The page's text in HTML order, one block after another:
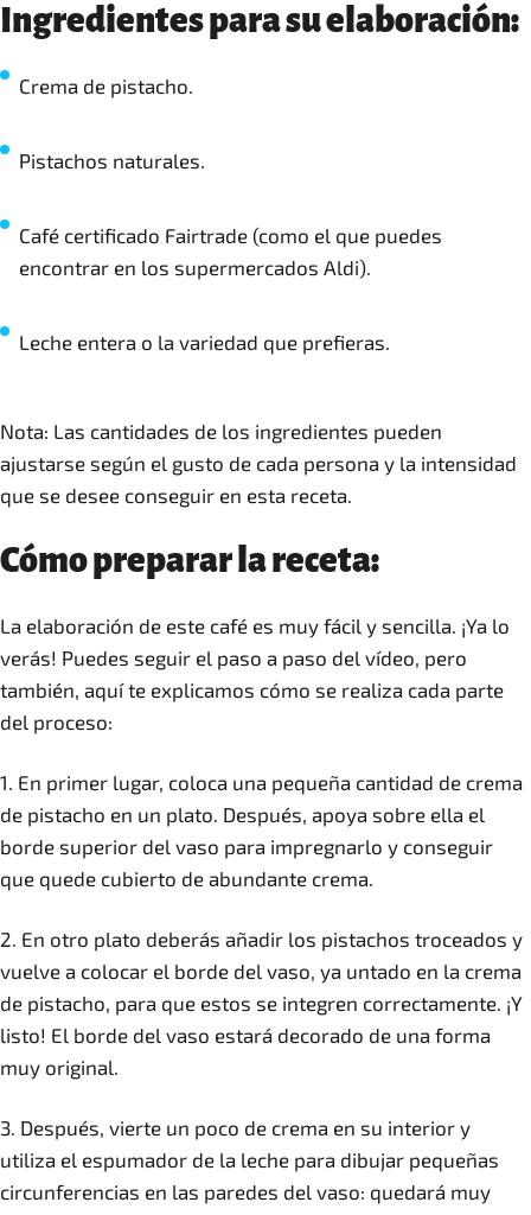
Ingredientes para su elaboración:
Crema de pistacho.
Pistachos naturales.
Café certificado Fairtrade (como el que puedes
encontrar en los supermercados Aldi).
Leche entera o la variedad que prefieras.
Nota: Las cantidades de los ingredientes pueden
ajustarse según el gusto de cada persona y la intensidad
que se desee conseguir en esta receta.
Cómo preparar la receta:
La elaboración de este café es muy fácil y sencilla. ¡Ya lo
verás! Puedes seguir el paso a paso del vídeo, pero
también, aquí te explicamos cómo se realiza cada parte
del proceso:
1. En primer lugar, coloca una pequeña cantidad de crema
de pistacho en un plato. Después, apoya sobre ella el
borde superior del vaso para impregnarlo y conseguir
que quede cubierto de abundante crema.
2. En otro plato deberás añadir los pistachos troceados y
vuelve a colocar el borde del vaso, ya untado en la crema
de pistacho, para que estos se integren correctamente. ¡Y
listo! El borde del vaso estará decorado de una forma
muy original.
3. Después, vierte un poco de crema en su interior y
utiliza el espumador de la leche para dibujar pequeñas
circunferencias en las paredes del vaso: quedará muy